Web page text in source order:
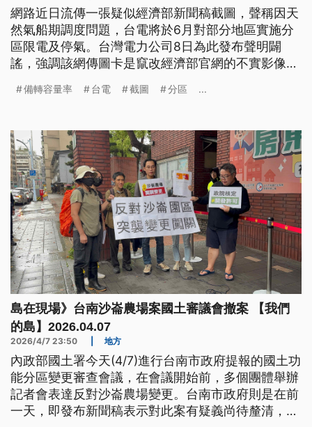
網路近日流傳一張疑似經濟部新聞稿截圖，聲稱因天
然氣船期調度問題，台電將於6月對部分地區實施分
區限電及停氣。台灣電力公司8日為此發布聲明闢
謠，強調該網傳圖卡是竄改經濟部官網的不實影像，
備轉容量率 台電 截圖 分區 ...
島在現場》台南沙崙農場案國土審議會撤案 【我們
的島】2026.04.07
2026/4/7 23:50 地方
內政部國土署今天(4/7)進行台南市政府提報的國土功
能分區變更審查會議，在會議開始前，多個團體舉辦
記者會表達反對沙崙農場變更。台南市政府則是在前
一天，即發布新聞稿表示對此案有疑義尚待釐清，加